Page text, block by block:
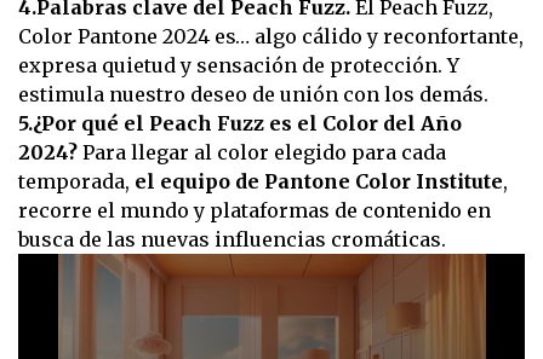
4.Palabras clave del Peach Fuzz. El Peach Fuzz,
Color Pantone 2024 es… algo cálido y reconfortante,
expresa quietud y sensación de protección. Y
estimula nuestro deseo de unión con los demás.
5.¿Por qué el Peach Fuzz es el Color del Año
2024? Para llegar al color elegido para cada
temporada, el equipo de Pantone Color Institute,
recorre el mundo y plataformas de contenido en
busca de las nuevas influencias cromáticas.